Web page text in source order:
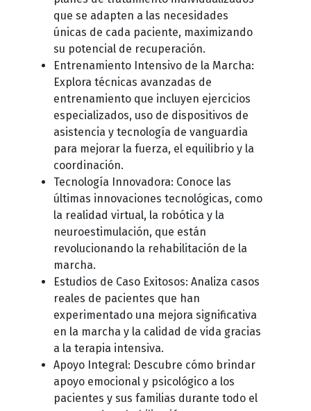
que se adapten a las necesidades
únicas de cada paciente, maximizando
su potencial de recuperación.
Entrenamiento Intensivo de la Marcha:
Explora técnicas avanzadas de
entrenamiento que incluyen ejercicios
especializados, uso de dispositivos de
asistencia y tecnología de vanguardia
para mejorar la fuerza, el equilibrio y la
coordinación.
Tecnología Innovadora: Conoce las
últimas innovaciones tecnológicas, como
la realidad virtual, la robótica y la
neuroestimulación, que están
revolucionando la rehabilitación de la
marcha.
Estudios de Caso Exitosos: Analiza casos
reales de pacientes que han
experimentado una mejora significativa
en la marcha y la calidad de vida gracias
a la terapia intensiva.
Apoyo Integral: Descubre cómo brindar
apoyo emocional y psicológico a los
pacientes y sus familias durante todo el